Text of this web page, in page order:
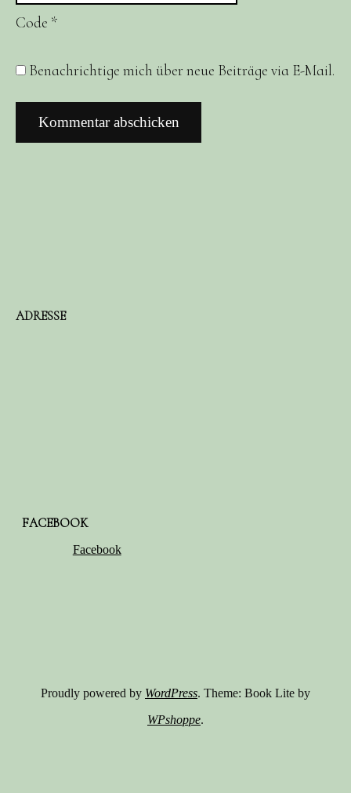
Code *
Benachrichtige mich über neue Beiträge via E-Mail.
ADRESSE
FACEBOOK
Facebook
Proudly powered by WordPress. Theme: Book Lite by
WPshoppe.